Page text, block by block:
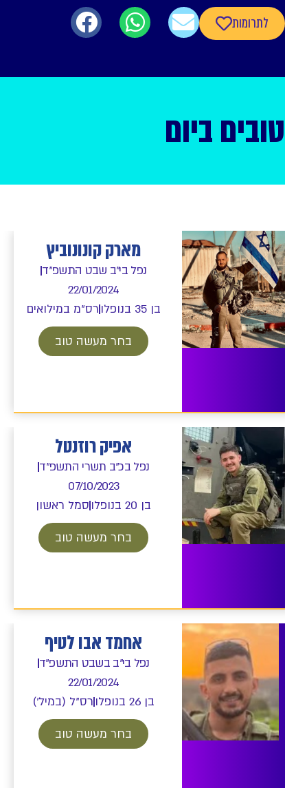
לתרומות
ביום
מארק קונונוביץ
נפל בי"ב שבט התשפ"ד
22/01/2024
בן 35 בנופלו
רס"מ במילואים
בחר מעשה טוב
אפיק רוזנטל
נפל בכ"ב תשרי התשפ"ד
07/10/2023
בן 20 בנופלו
סמל ראשון
בחר מעשה טוב
אחמד אבו לטיף
נפל בי"ב בשבט התשפ"ד
22/01/2024
בן 26 בנופלו
רס"ל (במיל')
בחר מעשה טוב